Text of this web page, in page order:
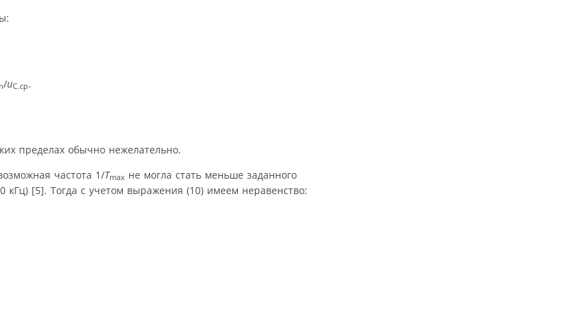
/uC.cp.
пределах обычно нежелательно.
частота 1/Tmax не могла стать меньше заданного
[5]. Тогда с учетом выражения (10) имеем неравенство: